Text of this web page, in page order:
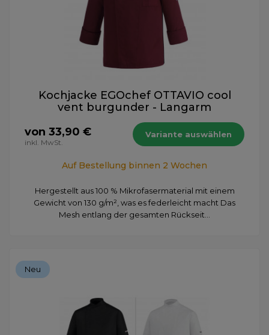
Kochjacke EGOchef OTTAVIO cool
vent burgunder - Langarm
von 33,90 €
inkl. MwSt.
Variante auswählen
Auf Bestellung binnen 2 Wochen
Hergestellt aus 100 % Mikrofasermaterial mit einem
Gewicht von 130 g/m², was es federleicht macht Das
Mesh entlang der gesamten Rückseit...
Neu